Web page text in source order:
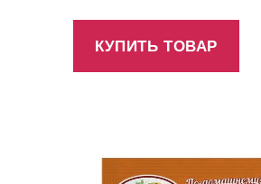
КУПИТЬ ТОВАР